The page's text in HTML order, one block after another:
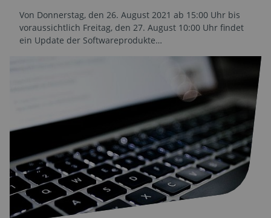
Von Donnerstag, den 26. August 2021 ab 15:00 Uhr bis
voraussichtlich Freitag, den 27. August 10:00 Uhr findet
ein Update der Softwareprodukte…